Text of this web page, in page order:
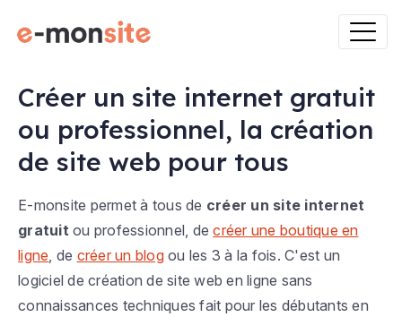
Créer un site internet gratuit
ou professionnel, la création
de site web pour tous
E-monsite permet à tous de créer un site internet
gratuit ou professionnel, decréer une boutique en
ligne , de créer un blogou les 3 à la fois. C'est un
logiciel de création de site web en ligne sans
connaissances techniques fait pour les débutants en